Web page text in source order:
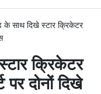
के साथ दिखे स्टार क्रिकेटर
क्रिकेटर
पर दोनों दिखे